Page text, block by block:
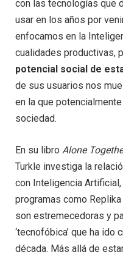
con las tecnologías que
usar en los años por
enfocamos en la
cualidades productivas,
potencial social de
de sus usuarios nos
en la que
sociedad.
En su libro Alone
Turkle investiga la
con Inteligencia
programas como
son estremecedoras y
‘tecnofóbica’ que ha ido
década. Más allá de